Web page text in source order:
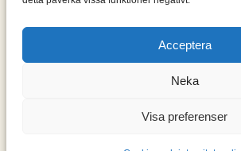
Acceptera
Neka
Visa preferenser
WordPress